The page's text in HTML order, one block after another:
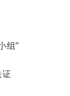
组”
证